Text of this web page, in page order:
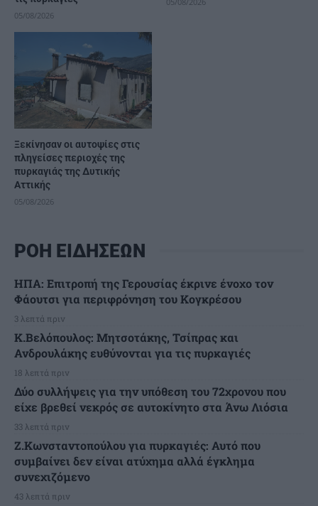
05/08/2026
Ξεκίνησαν οι αυτοψίες στις
πληγείσες περιοχές της
πυρκαγιάς της Δυτικής
Αττικής
05/08/2026
ΡΟΗ ΕΙΔΗΣΕΩΝ
ΗΠΑ: Επιτροπή της Γερουσίας έκρινε ένοχο τον
Φάουτσι για περιφρόνηση του Κογκρέσου
3 λεπτά πριν
K.Βελόπουλος: Μητσοτάκης, Τσίπρας και
Ανδρουλάκης ευθύνονται για τις πυρκαγιές
18 λεπτά πριν
Δύο συλλήψεις για την υπόθεση του 72χρονου που
είχε βρεθεί νεκρός σε αυτοκίνητο στα Άνω Λιόσια
33 λεπτά πριν
Ζ.Κωνσταντοπούλου για πυρκαγιές: Αυτό που
συμβαίνει δεν είναι ατύχημα αλλά έγκλημα
συνεχιζόμενο
43 λεπτά πριν